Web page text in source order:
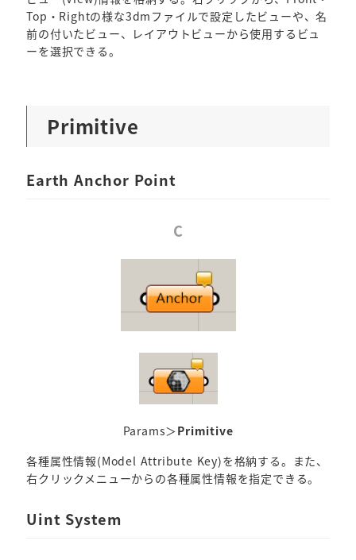
Top・Rightの様な3dmファイルで設定したビューや、名
前の付いたビュー、レイアウトビューから使用するビュ
ーを選択できる。
Primitive
Earth Anchor Point
C
Params＞Primitive
各種属性情報(Model Attribute Key)を格納する。また、
右クリックメニューからの各種属性情報を指定できる。
Uint System